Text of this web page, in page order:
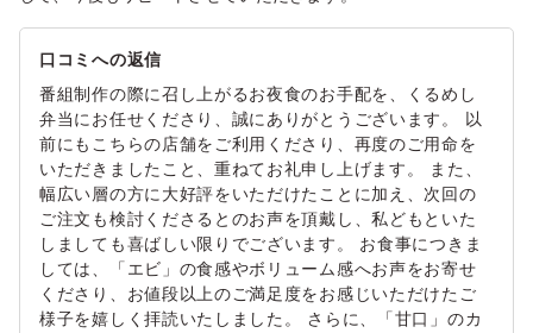
口コミへの返信
番組制作の際に召し上がるお夜食のお手配を、くるめし
弁当にお任せくださり、誠にありがとうございます。 以
前にもこちらの店舗をご利用くださり、再度のご用命を
いただきましたこと、重ねてお礼申し上げます。 また、
幅広い層の方に大好評をいただけたことに加え、次回の
ご注文も検討くださるとのお声を頂戴し、私どもといた
しましても喜ばしい限りでございます。 お食事につきま
しては、「エビ」の食感やボリューム感へお声をお寄せ
くださり、お値段以上のご満足度をお感じいただけたご
様子を嬉しく拝読いたしました。 さらに、「甘口」のカ